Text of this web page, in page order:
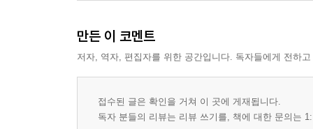
만든 이 코멘트
저자, 역자, 편집자를 위한 공간입니다. 독자들에게 전하
접수된 글은 확인을 거쳐 이 곳에 게재됩니다.
독자 분들의 리뷰는 리뷰 쓰기를, 책에 대한 문의는